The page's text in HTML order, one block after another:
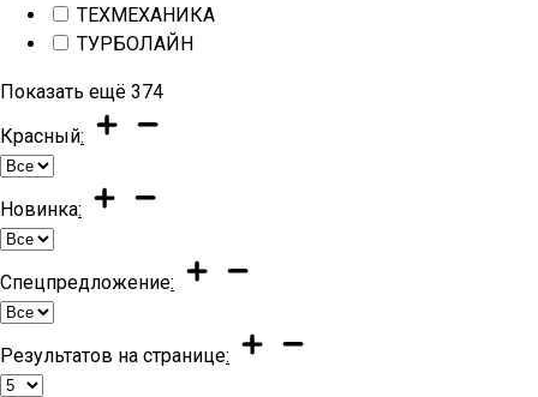
ТЕХМЕХАНИКА
ТУРБОЛАЙН
Показать ещё 374
Красный:
Новинка:
Спецпредложение:
Результатов на странице: